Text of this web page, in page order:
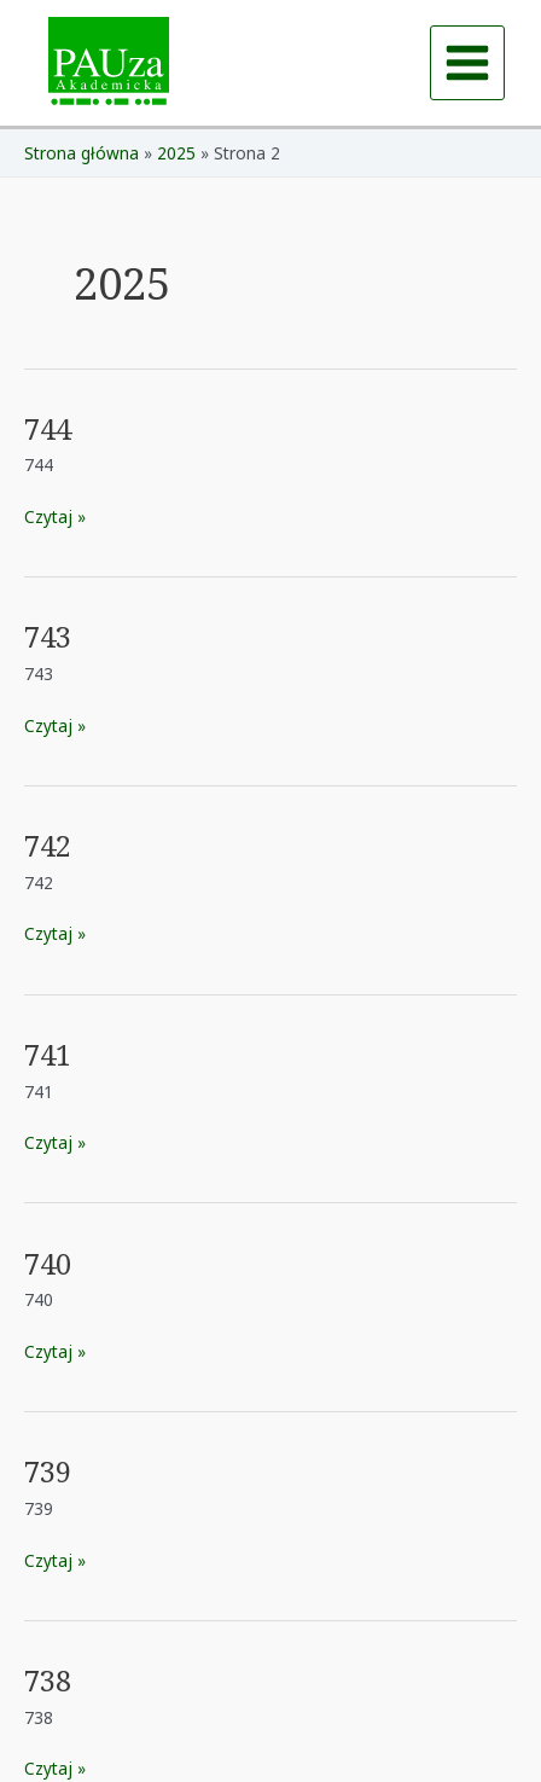
Main
Menu
Strona główna 2025 Strona 2
2025
744
744
744
Czytaj »
743
743
743
Czytaj »
742
742
742
Czytaj »
741
741
741
Czytaj »
740
740
740
Czytaj »
739
739
739
Czytaj »
738
738
738
Czytaj »